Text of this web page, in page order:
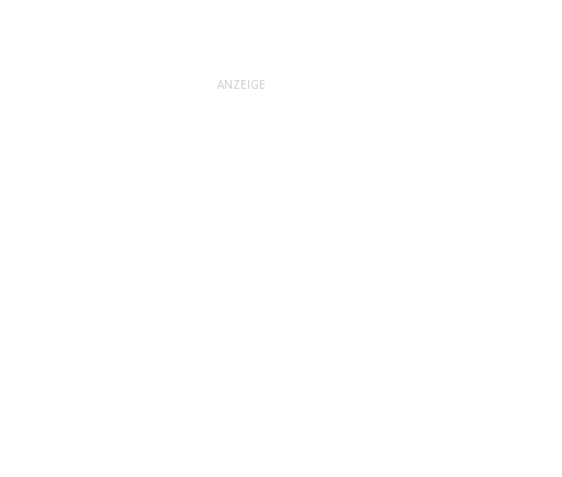
ANZEIGE